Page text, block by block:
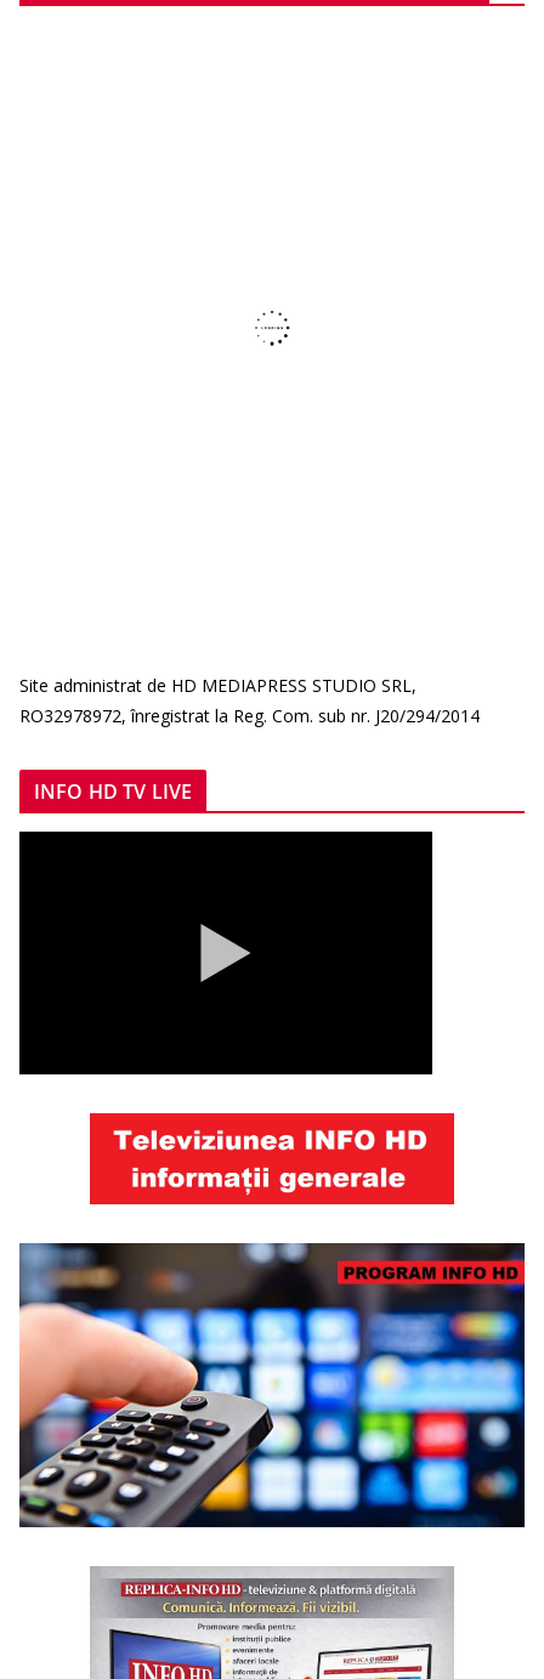
Site administrat de HD MEDIAPRESS STUDIO SRL,
RO32978972, înregistrat la Reg. Com. sub nr. J20/294/2014
INFO HD TV LIVE